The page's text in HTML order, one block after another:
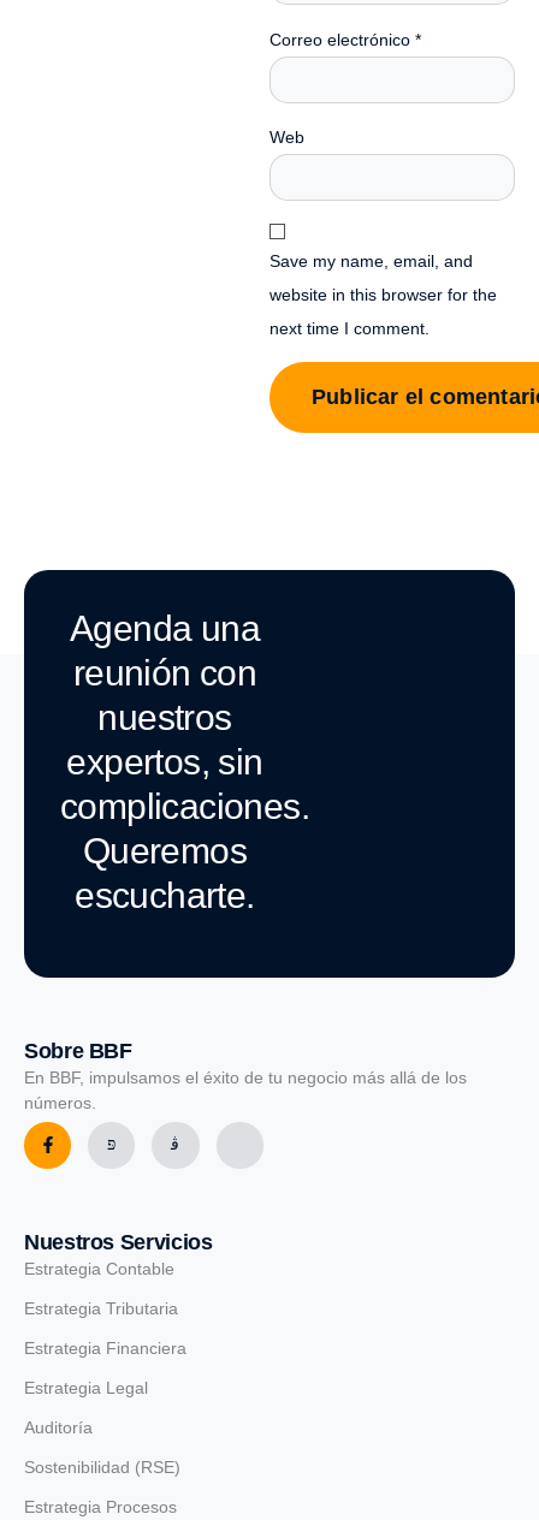
Correo electrónico *
Web
Save my name, email, and
website in this browser for the
next time I comment.
Agenda una
reunión con
nuestros
expertos, sin
complicaciones.
Queremos
escucharte.
Sobre BBF
En BBF, impulsamos el éxito de tu negocio más allá de los
números.
Nuestros Servicios
Estrategia Contable
Estrategia Tributaria
Estrategia Financiera
Estrategia Legal
Auditoría
Sostenibilidad (RSE)
Estrategia Procesos